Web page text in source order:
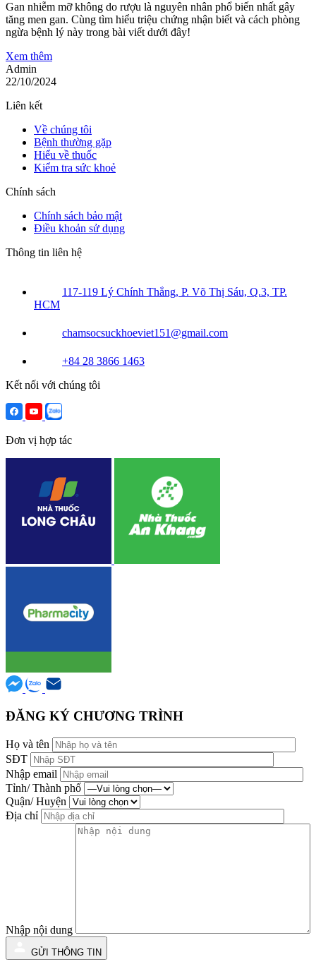
Gan nhiễm mỡ không do rượu là nguyên nhân phổ biến nhất gây
tăng men gan. Cùng tìm hiểu triệu chứng nhận biết và cách phòng
ngừa bệnh lý này trong bài viết dưới đây!
Xem thêm
Admin
22/10/2024
Liên kết
Về chúng tôi
Bệnh thường gặp
Hiểu về thuốc
Kiểm tra sức khoẻ
Chính sách
Chính sách bảo mật
Điều khoản sử dụng
Thông tin liên hệ
117-119 Lý Chính Thắng, P. Võ Thị Sáu, Q.3, TP.
HCM
chamsocsuckhoeviet151@gmail.com
+84 28 3866 1463
Kết nối với chúng tôi
Đơn vị hợp tác
ĐĂNG KÝ CHƯƠNG TRÌNH
Họ và tên
SĐT
Nhập email
Tỉnh/ Thành phố
Quận/ Huyện
Địa chỉ
Nhập nội dung
GỬI THÔNG TIN